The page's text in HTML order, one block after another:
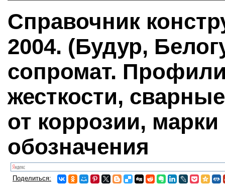
Справочник
2004. (Будур,
сопромат.
жесткости,
от коррозии,
обозначения
Поделиться: